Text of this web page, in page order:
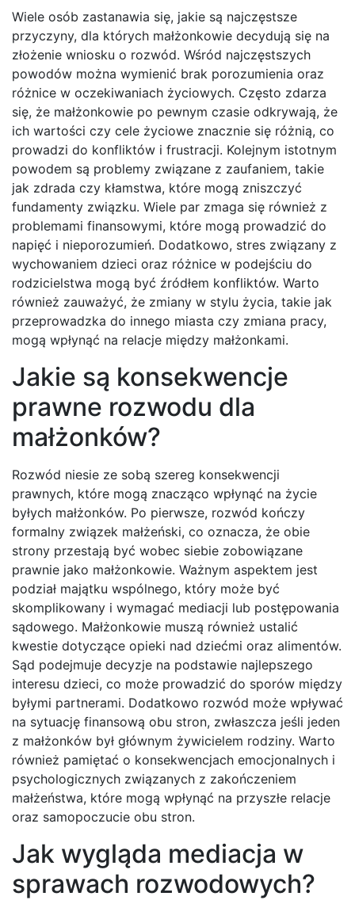
Wiele osób zastanawia się, jakie są najczęstsze
przyczyny, dla których małżonkowie decydują się na
złożenie wniosku o rozwód. Wśród najczęstszych
powodów można wymienić brak porozumienia oraz
różnice w oczekiwaniach życiowych. Często zdarza
się, że małżonkowie po pewnym czasie odkrywają, że
ich wartości czy cele życiowe znacznie się różnią, co
prowadzi do konfliktów i frustracji. Kolejnym istotnym
powodem są problemy związane z zaufaniem, takie
jak zdrada czy kłamstwa, które mogą zniszczyć
fundamenty związku. Wiele par zmaga się również z
problemami finansowymi, które mogą prowadzić do
napięć i nieporozumień. Dodatkowo, stres związany z
wychowaniem dzieci oraz różnice w podejściu do
rodzicielstwa mogą być źródłem konfliktów. Warto
również zauważyć, że zmiany w stylu życia, takie jak
przeprowadzka do innego miasta czy zmiana pracy,
mogą wpłynąć na relacje między małżonkami.
Jakie są konsekwencje
prawne rozwodu dla
małżonków?
Rozwód niesie ze sobą szereg konsekwencji
prawnych, które mogą znacząco wpłynąć na życie
byłych małżonków. Po pierwsze, rozwód kończy
formalny związek małżeński, co oznacza, że obie
strony przestają być wobec siebie zobowiązane
prawnie jako małżonkowie. Ważnym aspektem jest
podział majątku wspólnego, który może być
skomplikowany i wymagać mediacji lub postępowania
sądowego. Małżonkowie muszą również ustalić
kwestie dotyczące opieki nad dziećmi oraz alimentów.
Sąd podejmuje decyzje na podstawie najlepszego
interesu dzieci, co może prowadzić do sporów między
byłymi partnerami. Dodatkowo rozwód może wpływać
na sytuację finansową obu stron, zwłaszcza jeśli jeden
z małżonków był głównym żywicielem rodziny. Warto
również pamiętać o konsekwencjach emocjonalnych i
psychologicznych związanych z zakończeniem
małżeństwa, które mogą wpłynąć na przyszłe relacje
oraz samopoczucie obu stron.
Jak wygląda mediacja w
sprawach rozwodowych?